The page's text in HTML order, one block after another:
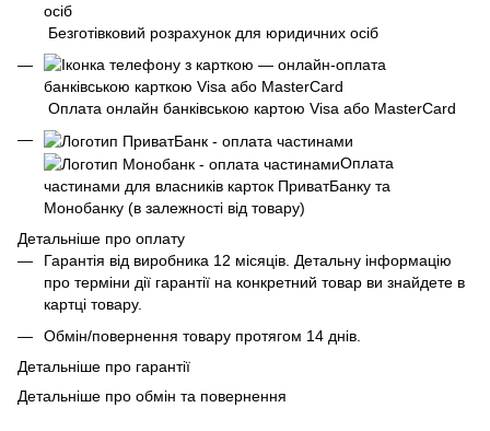
Безготівковий розрахунок для юридичних осіб
Оплата онлайн банківською картою Visa або MasterCard
Оплата
частинами для власників карток ПриватБанку та
Монобанку (в залежності від товару)
Детальніше про оплату
Гарантія від виробника 12 місяців. Детальну інформацію
про терміни дії гарантії на конкретний товар ви знайдете в
картці товару.
Обмін/повернення товару протягом 14 днів.
Детальніше про гарантії
Детальніше про обмін та повернення